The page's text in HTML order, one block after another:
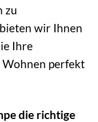
zu
bieten wir Ihnen
Ihre
perfekt
die richtige